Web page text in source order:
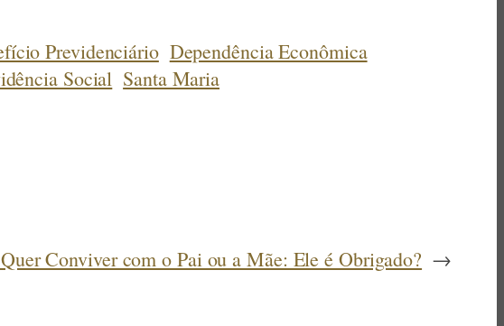
Previdenciário Dependência Econômica
Social Santa Maria
Conviver com o Pai ou a Mãe: Ele é Obrigado? →